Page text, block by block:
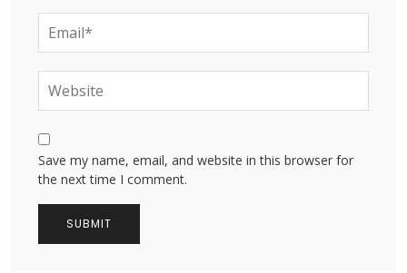
Save my name, email, and website in this browser for
the next time I comment.